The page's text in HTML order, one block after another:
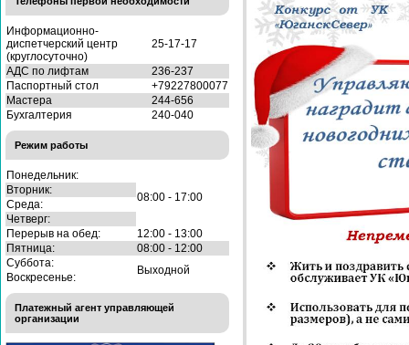
Информационно-
диспетчерский центр
(круглосуточно)
25-17-17
АДС по лифтам
236-237
Паспортный стол
+79227800077
Мастера
244-656
Бухгалтерия
240-040
Режим работы
Понедельник:
08:00 - 17:00
Вторник:
Среда:
Четверг:
Перерыв на обед:
12:00 - 13:00
Пятница:
08:00 - 12:00
Суббота:
Выходной
Воскресенье:
Платежный агент управляющей
организации